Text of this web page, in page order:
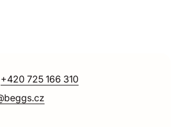
+420 725 166 310